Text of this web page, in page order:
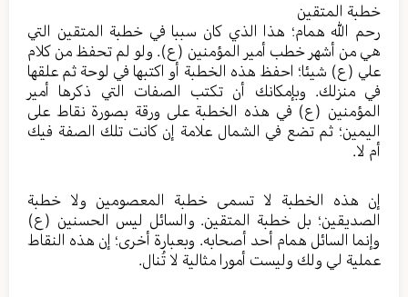
خطبة المتقين
رحم الله همام؛ هذا الذي كان سببا في خطبة المتقين التي
هي من أشهر خطب أمير المؤمنين (ع). ولو لم تحفظ من كلام
علي (ع) شيئا؛ احفظ هذه الخطبة أو اكتبها في لوحة ثم علقها
في منزلك. وبإمكانك أن تكتب الصفات التي ذكرها أمير
المؤمنين (ع) في هذه الخطبة على ورقة بصورة نقاط على
اليمين؛ ثم تضع في الشمال علامة إن كانت تلك الصفة فيك
أم لا.
إن هذه الخطبة لا تسمى خطبة المعصومين ولا خطبة
الصديقين؛ بل خطبة المتقين. والسائل ليس الحسنين (ع)
وإنما السائل همام أحد أصحابه. وبعبارة أخرى؛ إن هذه النقاط
عملية لي ولك وليست أمورا مثالية لا تُنال.